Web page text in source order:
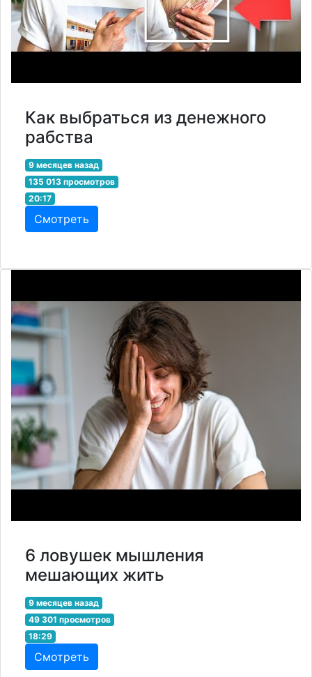
Как выбраться из денежного
рабства
9 месяцев назад
135 013 просмотров
20:17
Смотреть
6 ловушек мышления
мешающих жить
9 месяцев назад
49 301 просмотров
18:29
Смотреть